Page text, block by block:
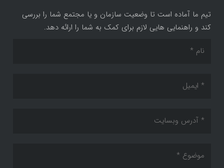
تیم ما آماده است تا وضعیت سازمان و یا مجتمع شما را بررسی
کند و راهنمایی هایی لازم برای کمک به شما را ارائه دهد.